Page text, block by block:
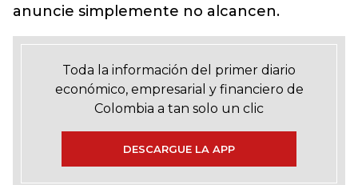
anuncie simplemente no alcancen.
Toda la información del primer diario
económico, empresarial y financiero de
Colombia a tan solo un clic
DESCARGUE LA APP